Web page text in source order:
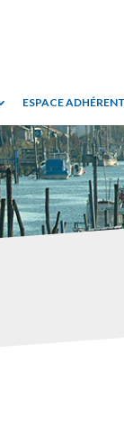
ESPACE ADHÉRENT